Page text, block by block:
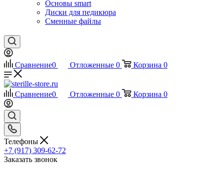
Основы smart
Диски для педикюра
Сменные файлы
Сравнение0 Отложенные 0 Корзина 0
Сравнение0 Отложенные 0 Корзина 0
Телефоны
+7 (917) 309-62-72
Заказать звонок